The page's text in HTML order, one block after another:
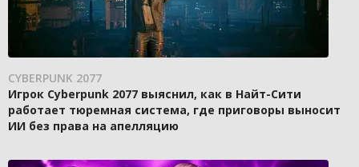
CYBERPUNK 2077
Игрок Cyberpunk 2077 выяснил, как в Найт-Сити
работает тюремная система, где приговоры выносит
ИИ без права на апелляцию